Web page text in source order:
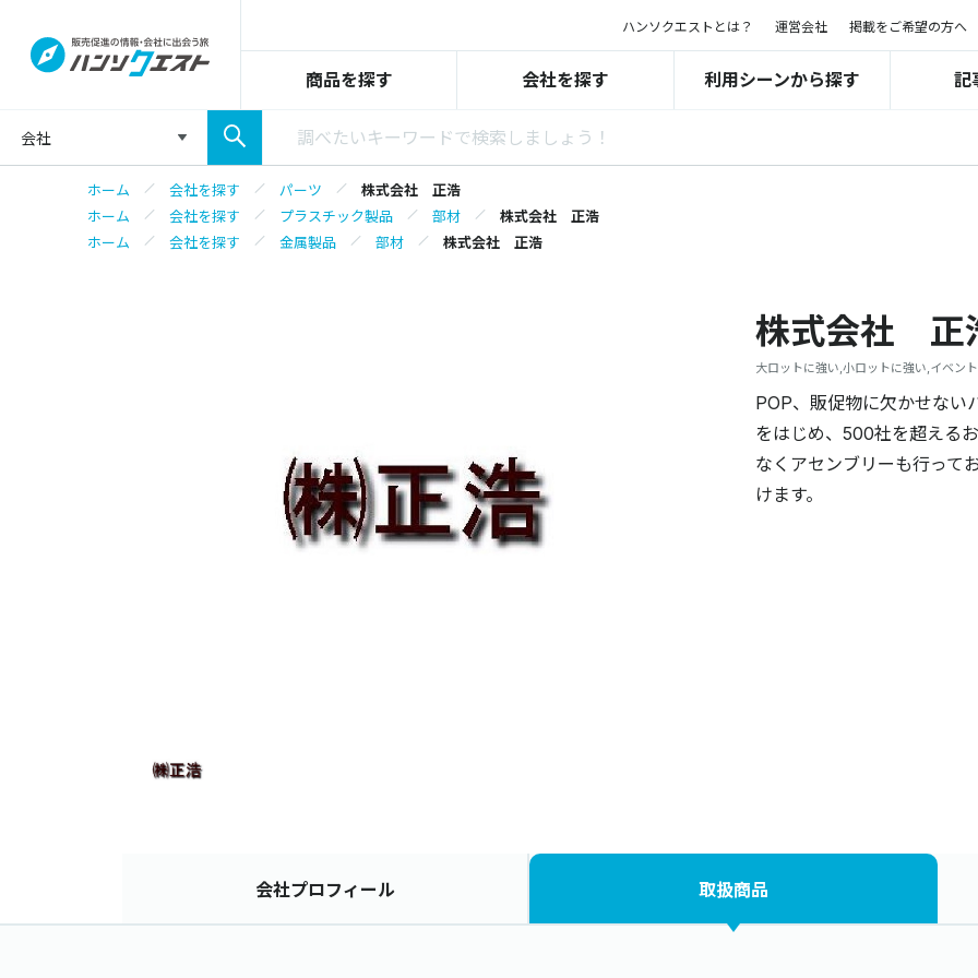
ハンソクエストとは？ 運営会社 掲載をご希望の方へ
商品を探す 会社を探す 利用シーンから探す 記
会社
ホーム 会社を探す パーツ
株式会社 正浩
ホーム
会社を探す プラスチック製品 部材
株式会社 正浩
ホーム
会社を探す 金属製品 部材 株式会社 正浩
株式会社 正
大ロットに強い,小ロットに強い,イベン
POP、販促物に欠かせない
をはじめ、500社を超える
なくアセンブリーも行って
けます。
会社プロフィール 取扱商品